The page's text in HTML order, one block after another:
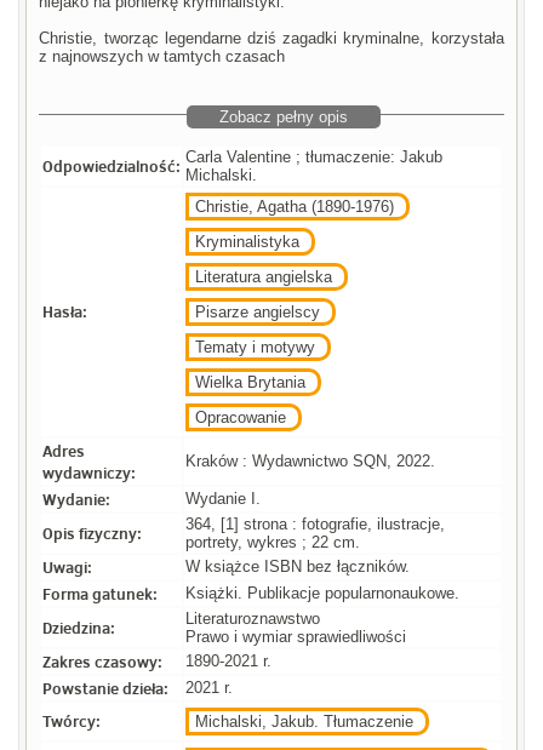
Christie, tworząc legendarne dziś zagadki kryminalne, korzystała
z najnowszych w tamtych czasach
Zobacz pełny opis
Odpowiedzialność: Carla Valentine ; tłumaczenie: Jakub
Michalski.
Hasła:
Christie, Agatha (1890-1976)
Kryminalistyka
Literatura angielska
Pisarze angielscy
Tematy i motywy
Wielka Brytania
Opracowanie
Adres
wydawniczy:
Kraków : Wydawnictwo SQN, 2022.
Wydanie: Wydanie I.
Opis fizyczny:
364, [1] strona : fotografie, ilustracje,
portrety, wykres ; 22 cm.
Uwagi: W książce ISBN bez łączników.
Forma gatunek: Książki. Publikacje popularnonaukowe.
Dziedzina:
Literaturoznawstwo
Prawo i wymiar sprawiedliwości
Zakres czasowy: 1890-2021 r.
Powstanie dzieła: 2021 r.
Twórcy: Michalski, Jakub. Tłumaczenie